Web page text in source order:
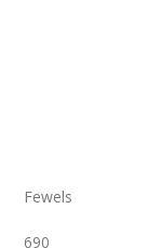
Fewels
690